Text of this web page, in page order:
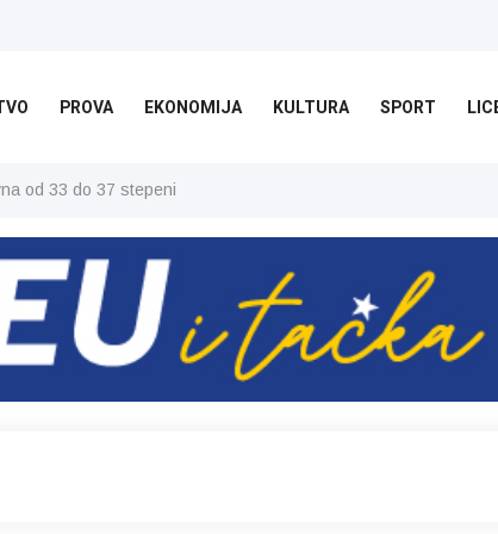
PROVA EKONOMIJA KULTURA SPORT
od 33 do 37 stepeni